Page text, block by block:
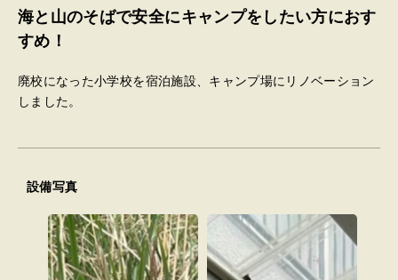
海と山のそばで安全にキャンプをしたい方におす
すめ！
廃校になった小学校を宿泊施設、キャンプ場にリノベーション
しました。
設備写真